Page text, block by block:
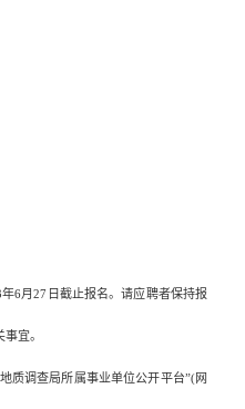
年6月27 日截止报名。请应聘者保持报
事宜。
质调查局所属事业单位公开平台”(网